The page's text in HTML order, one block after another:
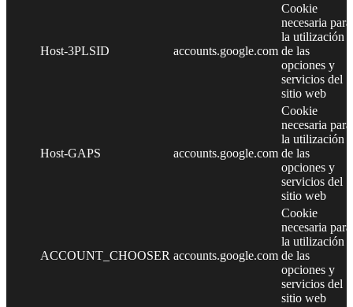
Host-3PLSID accounts.google.com
Cookie
necesaria para
la utilización
de las
opciones y
servicios del
sitio web
Host-GAPS accounts.google.com
Cookie
necesaria para
la utilización
de las
opciones y
servicios del
sitio web
ACCOUNT_CHOOSER accounts.google.com
Cookie
necesaria para
la utilización
de las
opciones y
servicios del
sitio web